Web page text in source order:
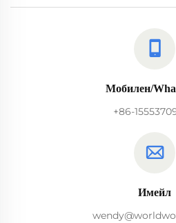
Мобилен/
+86-
Имейл